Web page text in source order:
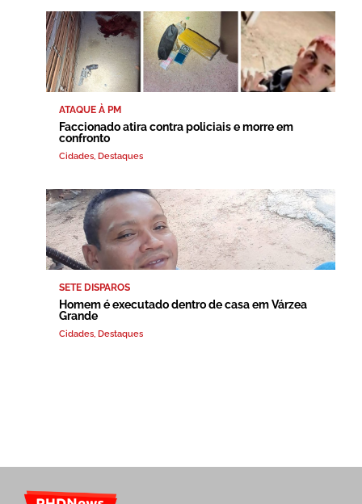
ATAQUE À PM
Faccionado atira contra policiais e morre em
confronto
Cidades, Destaques
SETE DISPAROS
Homem é executado dentro de casa em Várzea
Grande
Cidades, Destaques